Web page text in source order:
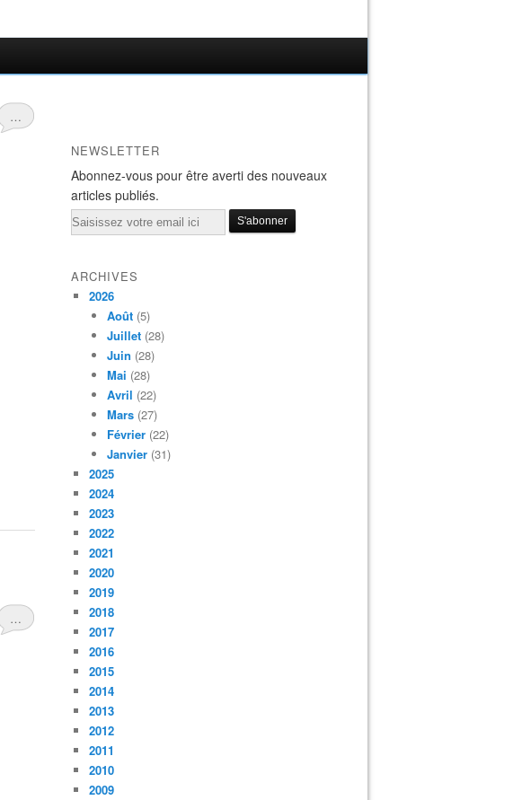
…
…
NEWSLETTER
Abonnez-vous pour être averti des nouveaux
articles publiés.
Email
ARCHIVES
2026
Août (5)
Juillet (28)
Juin (28)
Mai (28)
Avril (22)
Mars (27)
Février (22)
Janvier (31)
2025
2024
2023
2022
2021
2020
2019
2018
2017
2016
2015
2014
2013
2012
2011
2010
2009